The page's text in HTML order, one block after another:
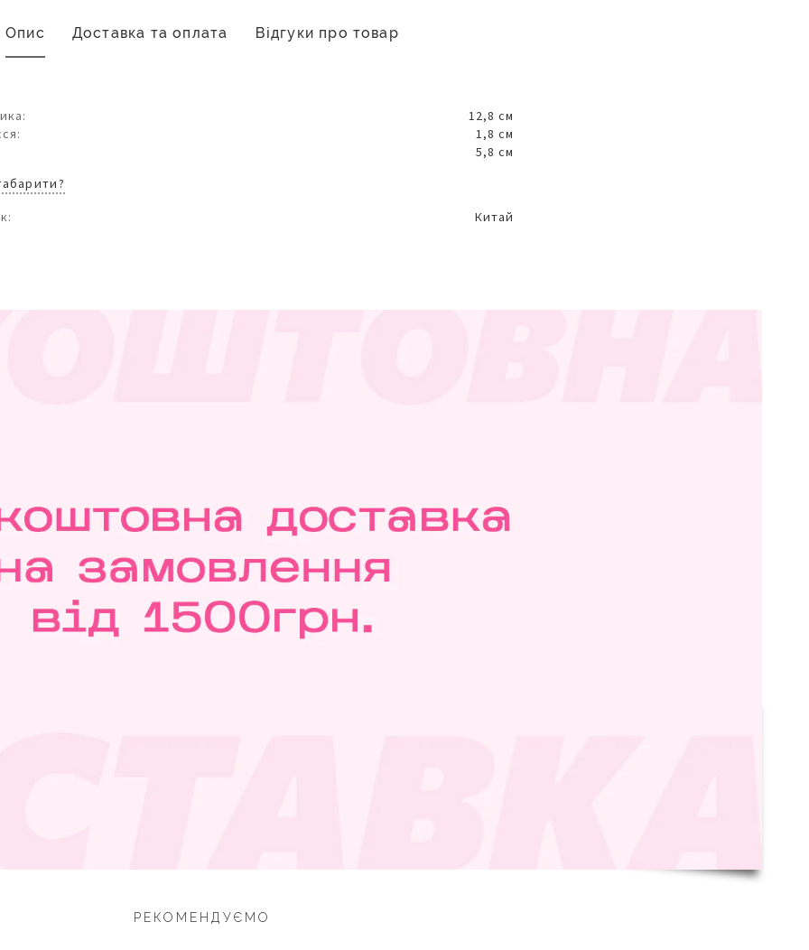
Опис Доставка та оплата Відгуки про товар
12,8 см
1,8 см
5,8 см
Китай
РЕКОМЕНДУЄМО